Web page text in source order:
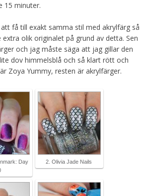
15 minuter.
få till exakt samma stil med akrylfärg så
olik originalet på grund av detta. Sen
och jag måste säga att jag gillar den
dov himmelsblå och så klart rött och
Zoya Yummy, resten är akrylfärger.
Day
2. Olivia Jade Nails